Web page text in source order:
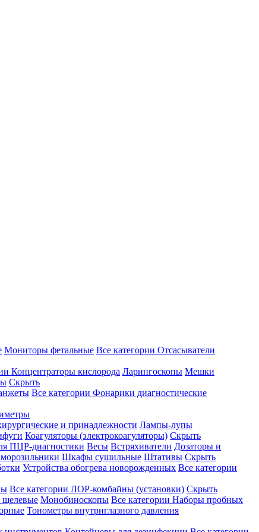
Мониторы фетальные Все категории Отсасыватели
Концентраторы кислорода Ларингоскопы Мешки
Скрыть
Все категории Фонарики диагностические
и принадлежности Лампы-лупы
Коагуляторы (электрокоагуляторы) Скрыть
ПЦР-диагностики Весы Встряхиватели Дозаторы и
Шкафы сушильные Штативы Скрыть
Устройства обогрева новорожденных Все категории
Все категории ЛОР-комбайны (установки) Скрыть
Монобиноскопы Все категории Наборы пробных
Тонометры внутриглазного давления